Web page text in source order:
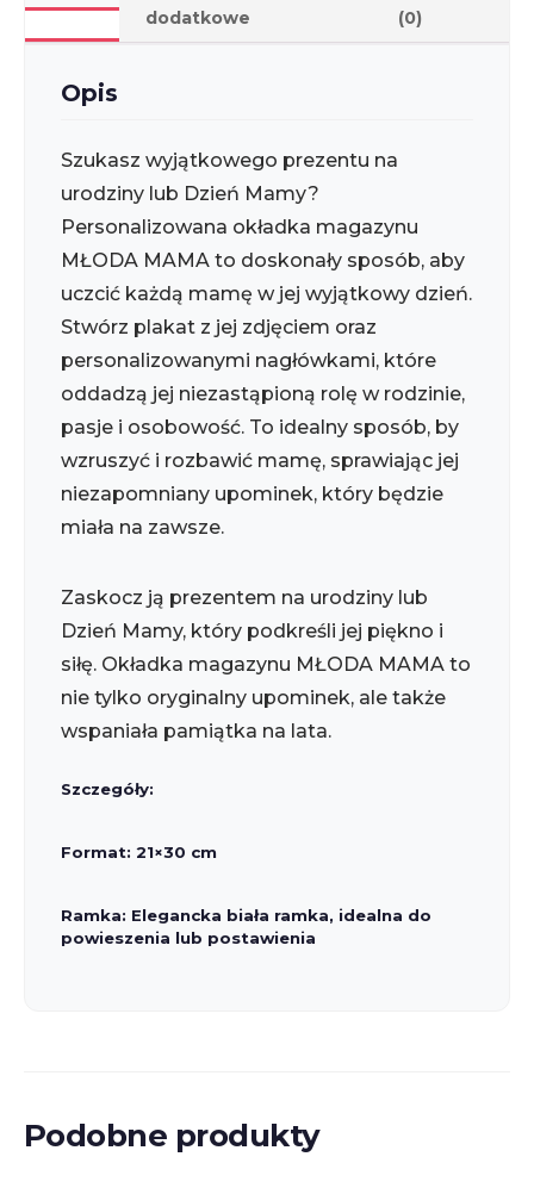
dodatkowe
(0)
Opis
Szukasz wyjątkowego prezentu na
urodziny lub Dzień Mamy?
Personalizowana okładka magazynu
MŁODA MAMA to doskonały sposób, aby
uczcić każdą mamę w jej wyjątkowy dzień.
Stwórz plakat z jej zdjęciem oraz
personalizowanymi nagłówkami, które
oddadzą jej niezastąpioną rolę w rodzinie,
pasje i osobowość. To idealny sposób, by
wzruszyć i rozbawić mamę, sprawiając jej
niezapomniany upominek, który będzie
miała na zawsze.
Zaskocz ją prezentem na urodziny lub
Dzień Mamy, który podkreśli jej piękno i
siłę. Okładka magazynu MŁODA MAMA to
nie tylko oryginalny upominek, ale także
wspaniała pamiątka na lata.
Szczegóły:
Format: 21×30 cm
Ramka: Elegancka biała ramka, idealna do
powieszenia lub postawienia
Podobne produkty